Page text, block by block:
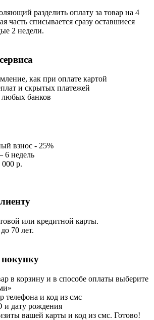
разделить оплату за товар на 4
часть списывается сразу оставшиеся
2 недели.
как при оплате картой
и скрытых платежей
любых банков
взнос - 25%
6 недель
000 р.
или кредитной карты.
70 лет.
в корзину и в способе оплаты выберите
телефона и код из смс
дату рождения
вашей карты и код из смс. Готово!